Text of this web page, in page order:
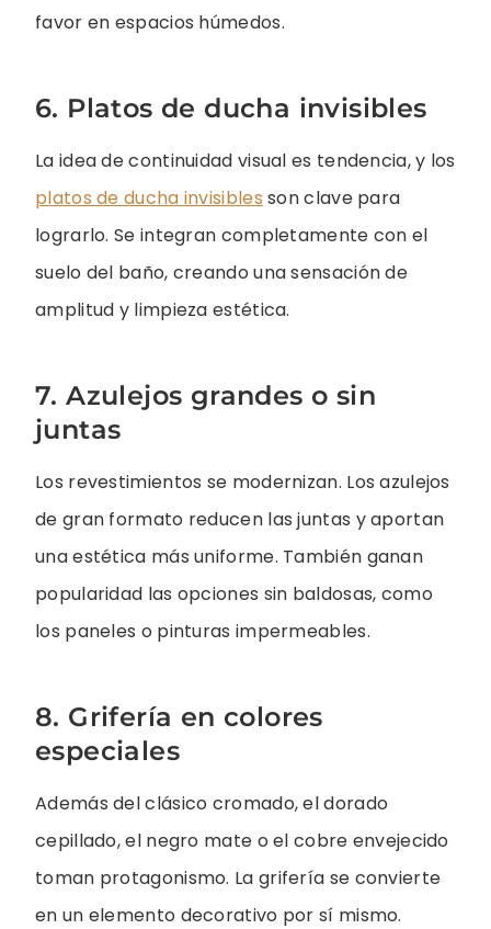
favor en espacios húmedos.
6. Platos de ducha invisibles
La idea de continuidad visual es tendencia, y los
platos de ducha invisibles son clave para
lograrlo. Se integran completamente con el
suelo del baño, creando una sensación de
amplitud y limpieza estética.
7. Azulejos grandes o sin
juntas
Los revestimientos se modernizan. Los azulejos
de gran formato reducen las juntas y aportan
una estética más uniforme. También ganan
popularidad las opciones sin baldosas, como
los paneles o pinturas impermeables.
8. Grifería en colores
especiales
Además del clásico cromado, el dorado
cepillado, el negro mate o el cobre envejecido
toman protagonismo. La grifería se convierte
en un elemento decorativo por sí mismo.